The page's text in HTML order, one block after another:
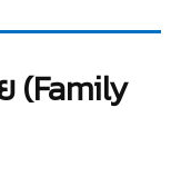
(Family